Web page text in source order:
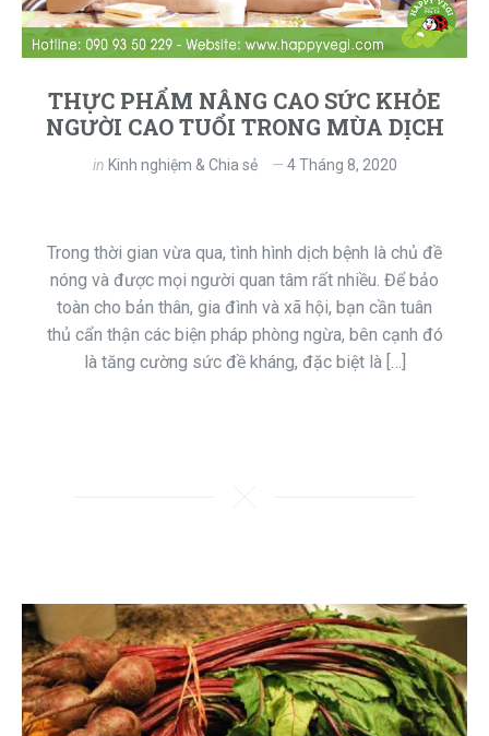
THỰC PHẨM NÂNG CAO SỨC KHỎE
NGƯỜI CAO TUỔI TRONG MÙA DỊCH
in Kinh nghiệm & Chia sẻ 4 Tháng 8, 2020
Trong thời gian vừa qua, tình hình dịch bệnh là chủ đề
nóng và được mọi người quan tâm rất nhiều. Để bảo
toàn cho bản thân, gia đình và xã hội, bạn cần tuân
thủ cẩn thận các biện pháp phòng ngừa, bên cạnh đó
là tăng cường sức đề kháng, đặc biệt là […]